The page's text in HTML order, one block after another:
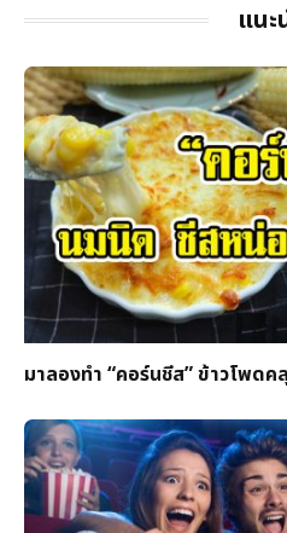
แนะ
มาลองทำ “คอร์นชีส” ข้าวโพดค